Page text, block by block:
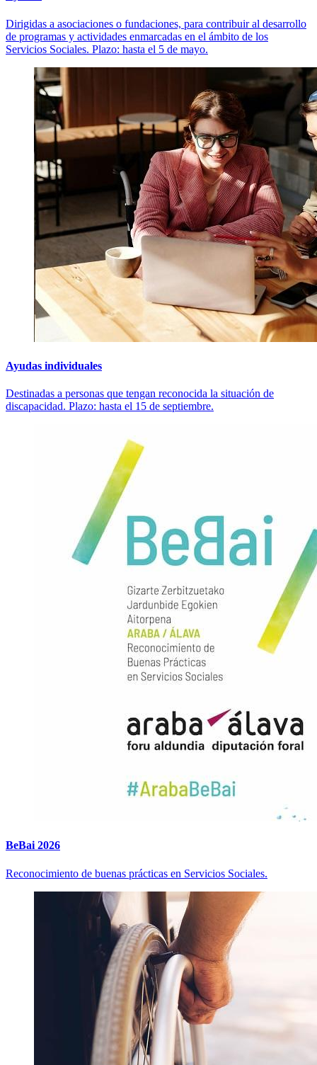
Dirigidas a asociaciones o fundaciones, para contribuir al desarrollo
de programas y actividades enmarcadas en el ámbito de los
Servicios Sociales. Plazo: hasta el 5 de mayo.
Ayudas individuales
Destinadas a personas que tengan reconocida la situación de
discapacidad. Plazo: hasta el 15 de septiembre.
BeBai 2026
Reconocimiento de buenas prácticas en Servicios Sociales.